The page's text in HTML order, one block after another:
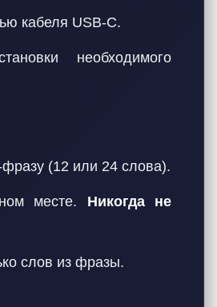
кабеля USB-C.
необходимого
(12 или 24 слова).
месте. Никогда не
слов из фразы.